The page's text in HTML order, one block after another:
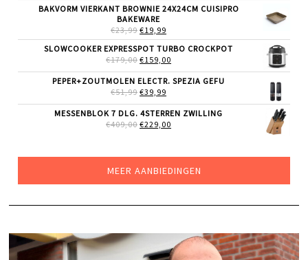
WAS:
€239,00.
IS:
BAKVORM VIERKANT BROWNIE 24X24CM CUISIPRO
BAKEWARE
€23,99 OORSPRONKELIJKE
PRIJS
WAS:
€23,99.
€19,99
PRIJS
IS:
€19,99.
SLOWCOOKER EXPRESSPOT TURBO CROCKPOT
€179,00 OORSPRONKELIJKE
WAS:
€179,00.
€159,00
IS:
PEPER+ZOUTMOLEN ELECTR. SPEZIA GEFU
€51,99 OORSPRONKELIJKE
WAS:
€51,99.
€39,99
IS:
€39,99.
MESSENBLOK 7 DLG. 4STERREN ZWILLING
€409,00 OORSPRONKELIJKE
€229,00
MEER AANBIEDINGEN